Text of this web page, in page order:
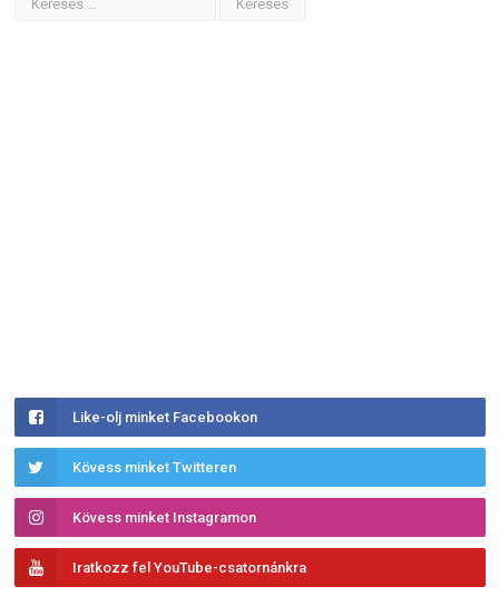
Like-olj minket Facebookon
Kövess minket Twitteren
Kövess minket Instagramon
Iratkozz fel YouTube-csatornánkra